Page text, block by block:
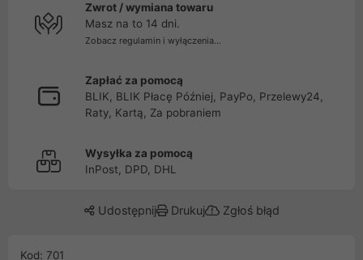
Zwrot / wymiana towaru
Masz na to 14 dni.
Zobacz regulamin i wyłączenia...
Zapłać za pomocą
BLIK, BLIK Płacę Później, PayPo, Przelewy24,
Raty, Kartą, Za pobraniem
Wysyłka za pomocą
InPost, DPD, DHL
Udostępnij Drukuj Zgłoś błąd
Kod: 701